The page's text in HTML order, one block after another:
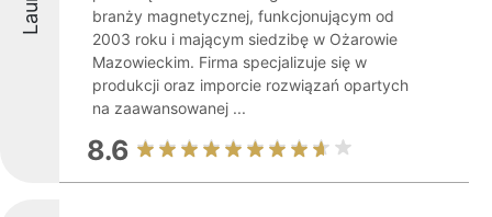
branży magnetycznej, funkcjonującym od
2003 roku i mającym siedzibę w Ożarowie
Mazowieckim. Firma specjalizuje się w
produkcji oraz imporcie rozwiązań opartych
na zaawansowanej ...
8.6